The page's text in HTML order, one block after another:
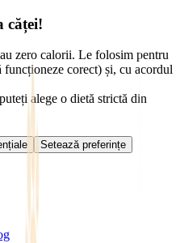
căței!
zero calorii. Le folosim pentru
funcționeze corect) și, cu acordul
alege o dietă strictă din
Setează preferințe